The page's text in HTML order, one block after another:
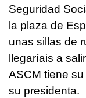
Seguridad
la plaza de
unas sillas de
llegaríais a
ASCM tiene
su presidenta.